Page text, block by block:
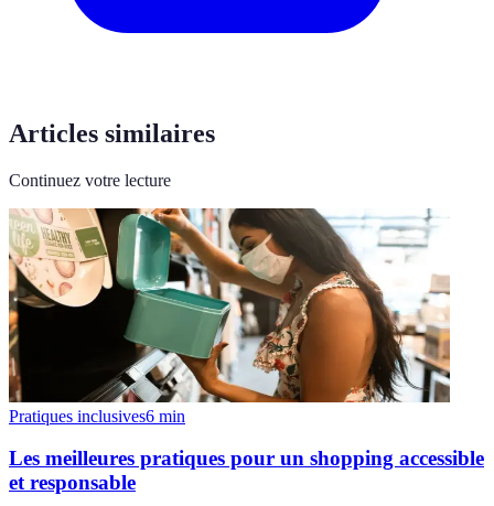
Articles similaires
Continuez votre lecture
Pratiques inclusives6 min
Les meilleures pratiques pour un shopping accessible
et responsable